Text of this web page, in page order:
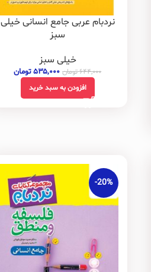
نردبام عربی جامع انسانی خیلی
سبز
خیلی سبز
۶۴۴,۰۰۰تومان ۵۳۵,۰۰۰ تومان
افزودن به سبد خرید
-20%